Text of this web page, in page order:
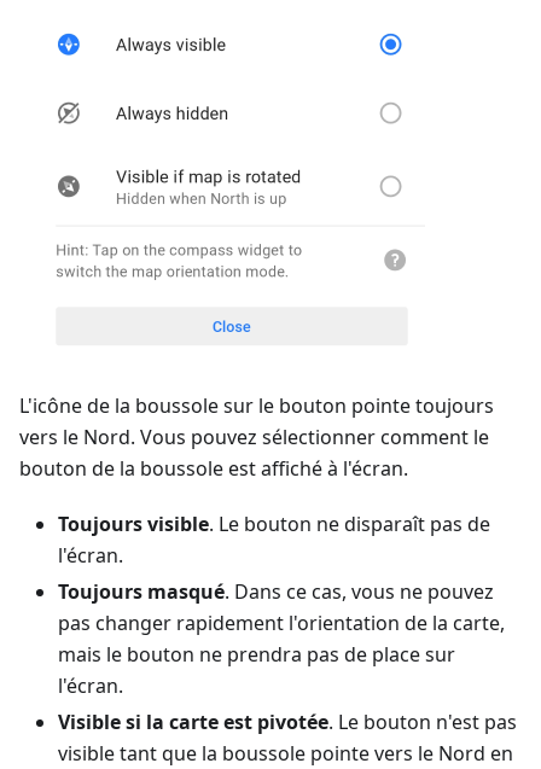
L'icône de la boussole sur le bouton pointe toujours
vers le Nord. Vous pouvez sélectionner comment le
bouton de la boussole est affiché à l'écran.
Toujours visible. Le bouton ne disparaît pas de
l'écran.
Toujours masqué. Dans ce cas, vous ne pouvez
pas changer rapidement l'orientation de la carte,
mais le bouton ne prendra pas de place sur
l'écran.
Visible si la carte est pivotée. Le bouton n'est pas
visible tant que la boussole pointe vers le Nord en